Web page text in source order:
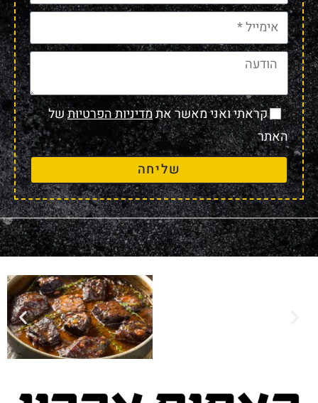
קראתי ואני מאשר אתמדיניות הפרטיותשל
האתר
שליחה